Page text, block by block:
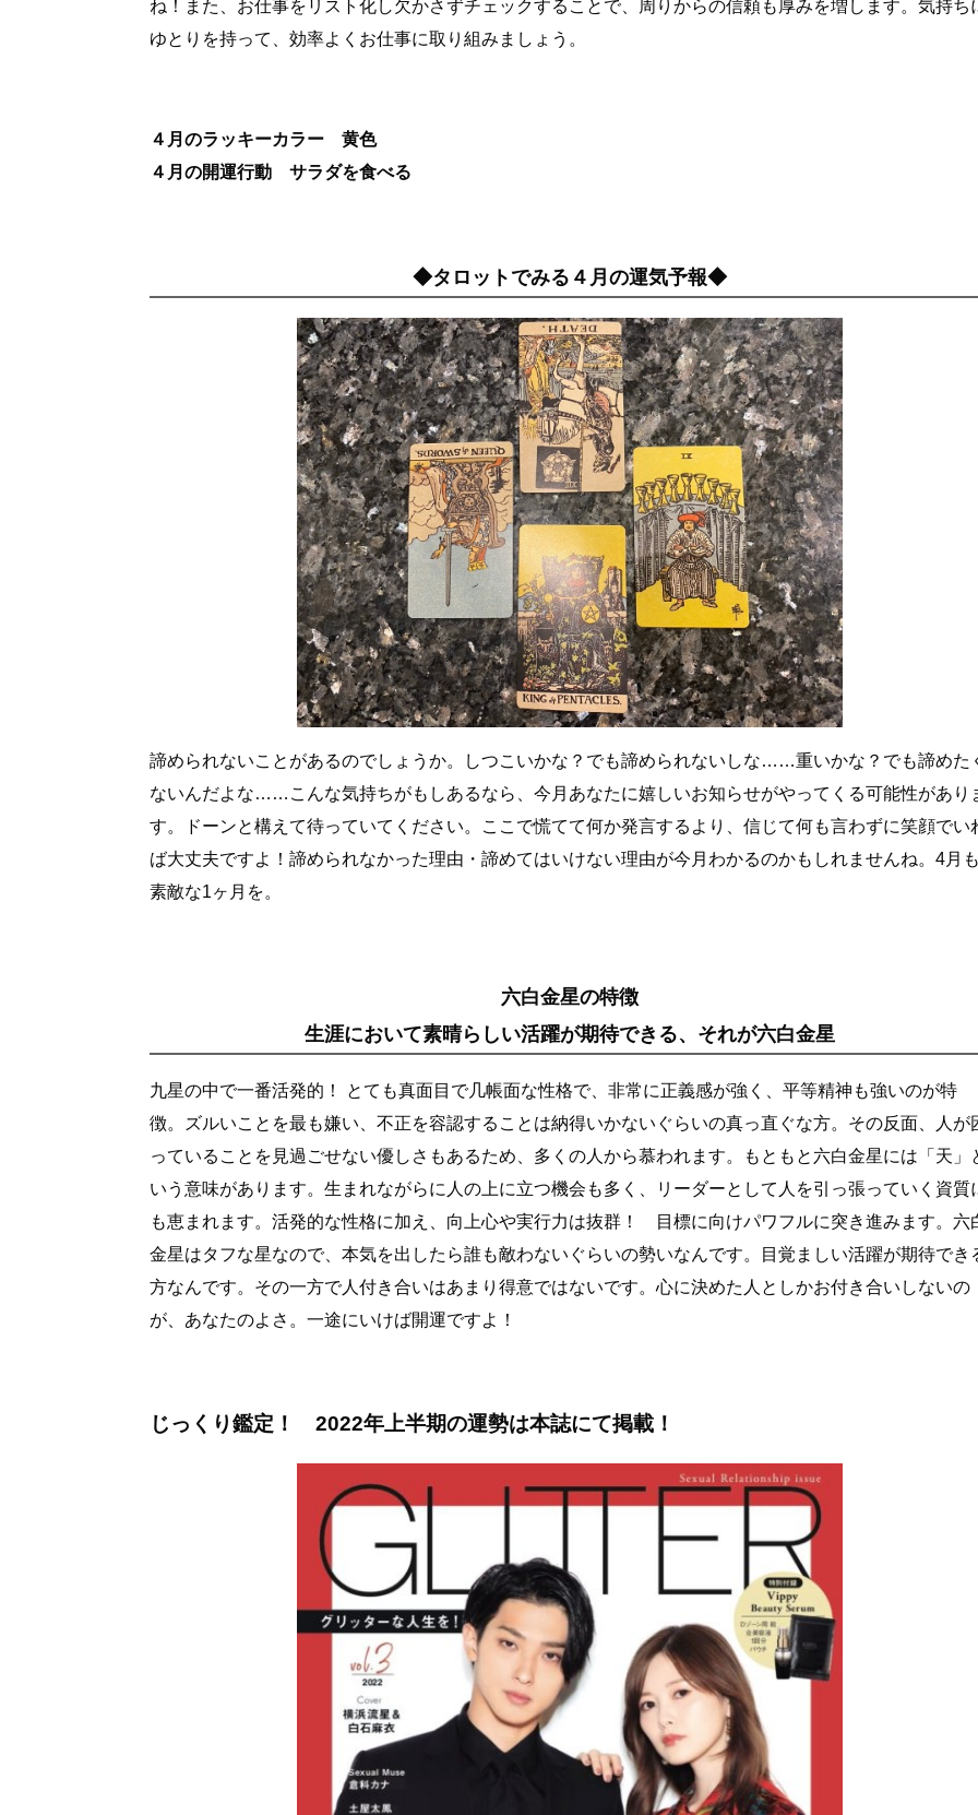
ね！また、お仕事をリスト化し欠かさずチェックすることで、周りからの信頼も厚みを増します。気持ち
ゆとりを持って、効率よくお仕事に取り組みましょう。
４月のラッキーカラー 黄色
４月の開運行動 サラダを食べる
◆タロットでみる４月の運気予報◆
諦められないことがあるのでしょうか。しつこいかな？でも諦められないしな……重いかな？でも諦めた
ないんだよな……こんな気持ちがもしあるなら、今月あなたに嬉しいお知らせがやってくる可能性があり
す。ドーンと構えて待っていてください。ここで慌てて何か発言するより、信じて何も言わずに笑顔でい
ば大丈夫ですよ！諦められなかった理由・諦めてはいけない理由が今月わかるのかもしれませんね。4月も
素敵な1ヶ月を。
六白金星の特徴
生涯において素晴らしい活躍が期待できる、それが六白金星
九星の中で一番活発的！ とても真面目で几帳面な性格で、非常に正義感が強く、平等精神も強いのが特
徴。ズルいことを最も嫌い、不正を容認することは納得いかないぐらいの真っ直ぐな方。その反面、人が
っていることを見過ごせない優しさもあるため、多くの人から慕われます。もともと六白金星には「天」
いう意味があります。生まれながらに人の上に立つ機会も多く、リーダーとして人を引っ張っていく資質
も恵まれます。活発的な性格に加え、向上心や実行力は抜群！ 目標に向けパワフルに突き進みます。六
金星はタフな星なので、本気を出したら誰も敵わないぐらいの勢いなんです。目覚ましい活躍が期待でき
方なんです。その一方で人付き合いはあまり得意ではないです。心に決めた人としかお付き合いしないの
が、あなたのよさ。一途にいけば開運ですよ！
じっくり鑑定！ 2022年上半期の運勢は本誌にて掲載！